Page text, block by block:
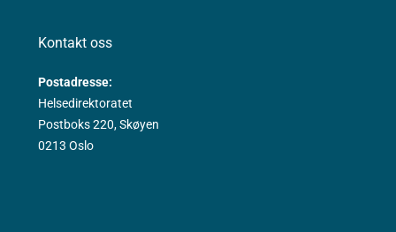
Kontakt oss
Postadresse:
Helsedirektoratet
Postboks 220, Skøyen
0213 Oslo